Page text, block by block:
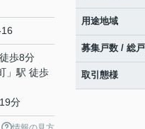
歩8分
」駅 徒歩
分
用途地域
募集戸数 / 総
取引態様